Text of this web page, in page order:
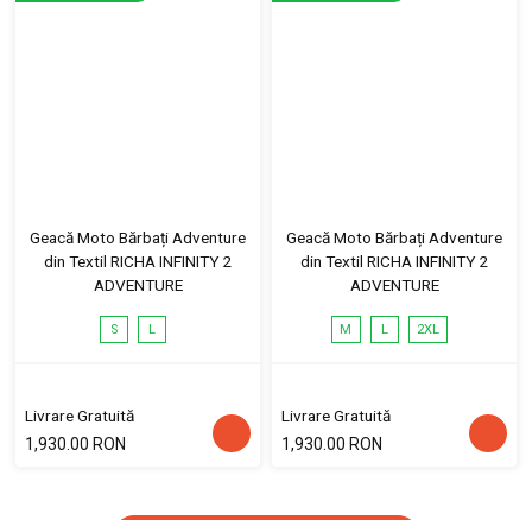
Geacă Moto Bărbați Adventure
din Textil RICHA INFINITY 2
ADVENTURE
S L
Livrare Gratuită
1,930.00 RON
Geacă Moto Bărbați Adventure
din Textil RICHA INFINITY 2
ADVENTURE
M L 2XL
Livrare Gratuită
1,930.00 RON